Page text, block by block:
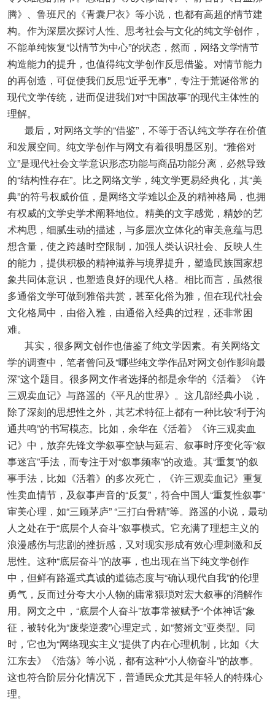
腾》、鲁班尺的《青囊尸衣》等小说，也都有高超的情节建
构。作为深层次探讨人性、思考社会与文化的纯文学创作，
不能单纯恢复“以情节为中心”的状态，然而，网络文学情节
构造能力的提升，也值得纯文学创作反思借鉴。对情节能力
的再创造，可促使我们反思“近乎无事”，专注于荒诞俗常的
现代文学传统，进而促进我们对“中国故事”的现代主体性的
理解。
最后，对网络文学的“借鉴”，不等于否认纯文学存在价值
和发展空间。纯文学创作与网文有着很明显区别。“雅俗对
立”是现代社会文学意识形态功能与商品功能分离，必然导致
的“结构性存在”。比之网络文学，纯文学更易经典化，其“美
典”的符号权威价值，是网络文学难以企及的精神格局，也拥
有权威的文学史学术阐释地位。精美的文字感觉，精妙的艺
术构思，细腻生动的描述，与多层次立体化的审美意蕴与思
想含量，使之跨越时空限制，加强人类认识社会、反映人生
的能力，提供积极的精神滋养与境界提升，塑造民族国家想
象共同体意识，也塑造良好的现代人格。相比而言，虽然很
多通俗文学可做到雅俗共赏，甚至化俗为雅，但在现代社会
文化格局中，由俗入雅，由通俗入经典的过程，还非常困
难。
其实，很多网文创作也借鉴了纯文学因素。有关网络文
学的调查中，笔者曾问及“哪些纯文学作品对网文创作影响最
深”这个题目。很多网文作者选择的都是余华的《活着》《许
三观卖血记》与路遥的《平凡的世界》。这几部经典小说，
除了深刻的思想性之外，其艺术特征上都有一种比较“利于沟
通共鸣”的书写模态。比如，余华在《活着》《许三观卖血
记》中，放弃先锋文学叙事空缺与延宕、叙事时序变化等“叙
事迷宫”手法，而专注于对“叙事频率”的改造。其“重复”的叙
事手法，比如《活着》的多次死亡，《许三观卖血记》重复
性卖血情节，及叙事声音的“反复”，符合中国人“重复性叙事”
审美心理，如“三顾茅庐” “三打白骨精”等。路遥的小说，最动
人之处在于“底层个人奋斗”叙事模式。它充满了理想主义的
浪漫感伤与悲剧的挫折感，又对现实形成有效心理刺激和反
思性。这种“底层奋斗”的故事，也出现在当下纯文学创作
中，但鲜有路遥式真诚的道德态度与“确认现代自我”的伦理
勇气，反而过分夸大小人物的庸常猥琐对宏大叙事的消解作
用。网文之中，“底层个人奋斗”故事常被赋予“个体神话”象
征，被转化为“废柴逆袭”心理定式，如“赘婿文”亚类型。同
时，它也为“网络现实主义”提供了内在心理机制，比如《大
江东去》《浩荡》等小说，都有这种“小人物奋斗”的故事。
这也符合阶层分化情况下，普通民众尤其是年轻人的特殊心
理。